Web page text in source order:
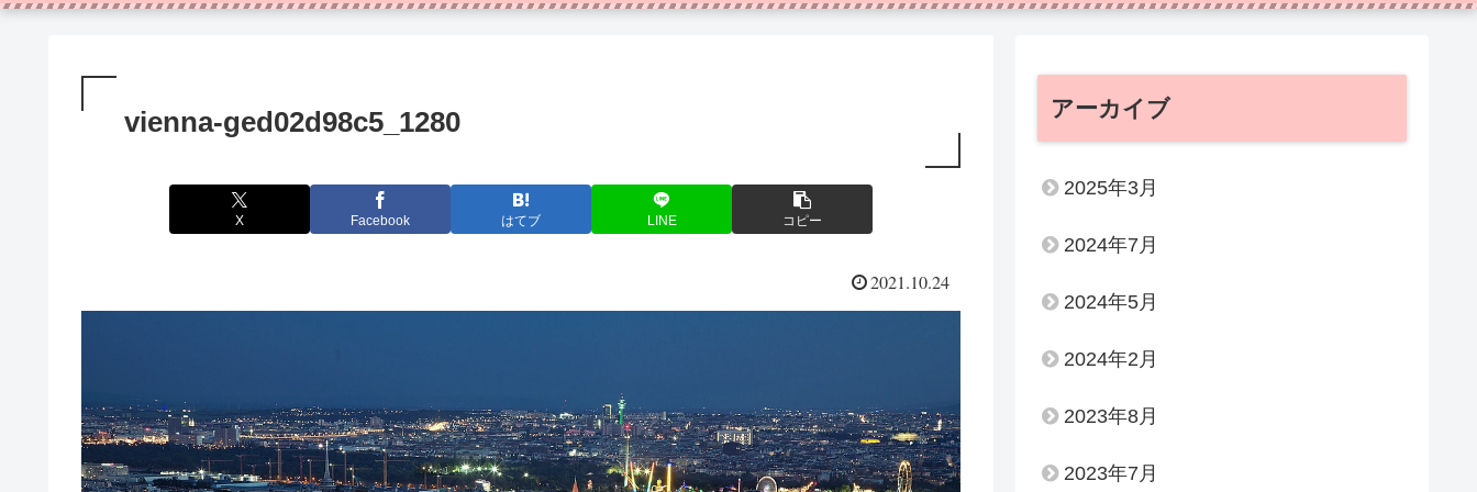
vienna-ged02d98c5_1280
X Facebook はてブ LINE コピー
2021.10.24
アーカイブ
2025年3月
2024年7月
2024年5月
2024年2月
2023年8月
2023年7月